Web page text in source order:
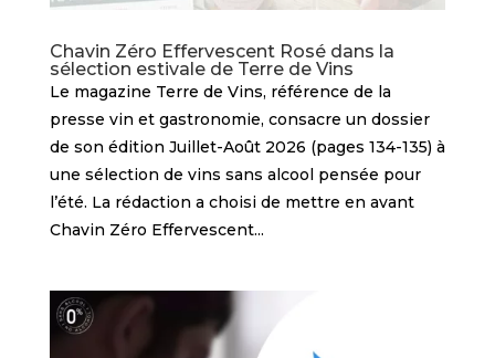
Chavin Zéro Effervescent Rosé dans la
sélection estivale de Terre de Vins
Le magazine Terre de Vins, référence de la
presse vin et gastronomie, consacre un dossier
de son édition Juillet-Août 2026 (pages 134-135) à
une sélection de vins sans alcool pensée pour
l’été. La rédaction a choisi de mettre en avant
Chavin Zéro Effervescent...